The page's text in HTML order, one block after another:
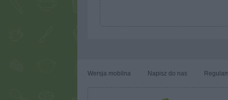
Wersja mobilna Napisz do nas